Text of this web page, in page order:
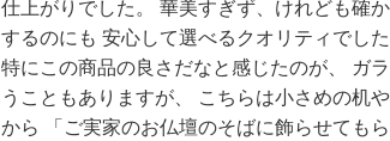
仕上がりでした。 華美すぎず、けれども確
するのにも 安心して選べるクオリティでした
特にこの商品の良さだなと感じたのが、 ガ
うこともありますが、 こちらは小さめの机
から 「ご実家のお仏壇のそばに飾らせても